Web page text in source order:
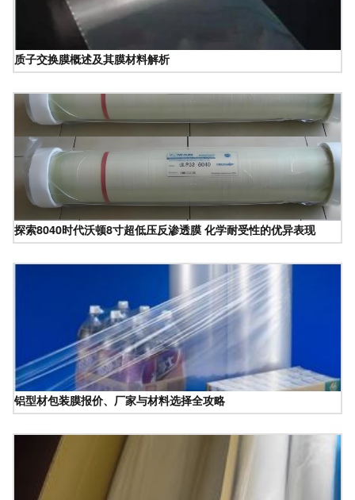
质子交换膜概述及其膜材料解析
探索8040时代沃顿8寸超低压反渗透膜 化学耐受性的优异表现
铝型材包装膜报价、厂家与材料选择全攻略